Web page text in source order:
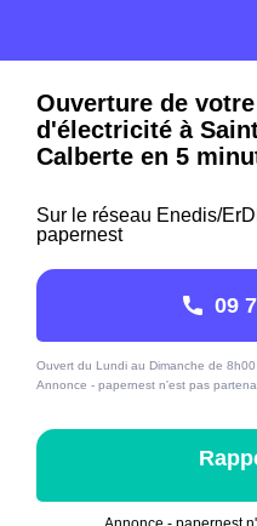
Ouverture de
d'électricité à
Calberte en 5
Sur le réseau Enedis/
papernest
09
Ouvert du Lundi au Dimanche de
Annonce - papernest n'est pas